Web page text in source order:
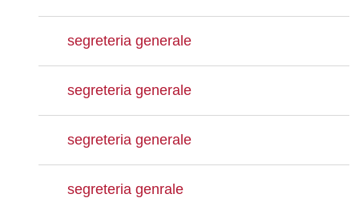
segreteria generale
segreteria generale
segreteria generale
segreteria genrale